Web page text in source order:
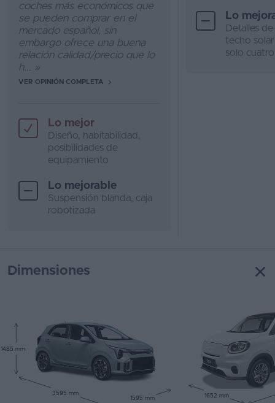
coches más económicos que
se pueden comprar en el
mercado español, sin
embargo ofrece una buena
relación calidad/precio que lo
h... »
VER OPINIÓN COMPLETA
Lo mejor
Diseño, habitabilidad,
posibilidades de
equipamiento
Lo mejorable
Suspensión blanda, caja
robotizada
Lo
Detalles
techo
solo
Dimensiones
1485 mm
3595 mm
1595 mm 1652 mm